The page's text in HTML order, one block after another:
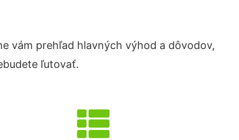
vám prehľad hlavných výhod a dôvodov,
ľutovať.